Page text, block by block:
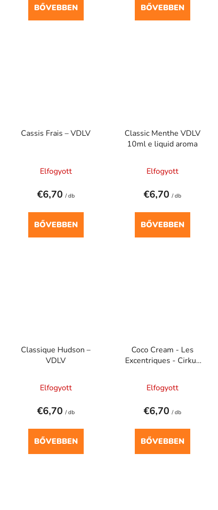
BŐVEBBEN BŐVEBBEN
Cassis Frais – VDLV
Elfogyott
€6,70 / db
BŐVEBBEN
Classic Menthe VDLV
10ml e liquid aroma
Elfogyott
€6,70 / db
BŐVEBBEN
Classique Hudson –
VDLV
Elfogyott
€6,70 / db
BŐVEBBEN
Coco Cream - Les
Excentriques - Cirkus
Elfogyott
€6,70 / db
BŐVEBBEN